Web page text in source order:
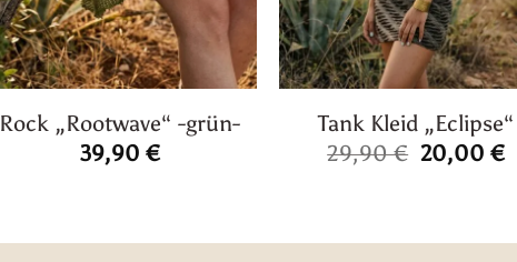
Rock „Rootwave“ -grün-
39,90 €
Tank Kleid „Eclipse“
29,90€
Preis
20,00€